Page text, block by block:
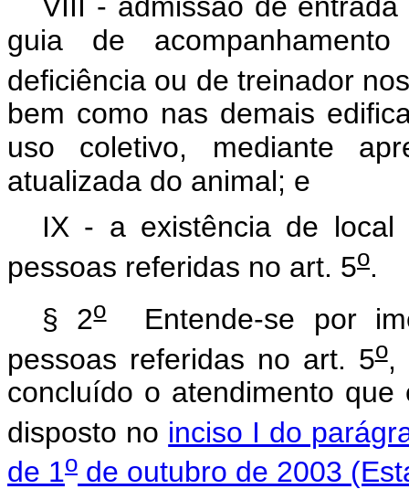
guia de
deficiência ou de treinador
bem como nas demais
uso coletivo, mediante
atualizada do animal; e
IX - a existência de local
pessoas referidas no art. 5o.
§ 2oEntende-se por
pessoas referidas no art. 5o,
concluído o atendimento
disposto no inciso I do
de 1o de outubro de 2003